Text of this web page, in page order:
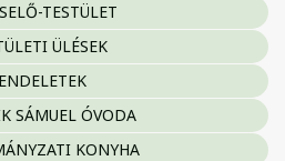
TESTÜLET
ÜLÉSEK
SÁMUEL ÓVODA
KONYHA